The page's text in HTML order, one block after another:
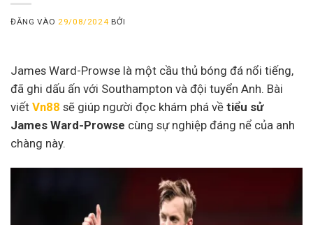
ĐĂNG VÀO 29/08/2024 BỞI
James Ward-Prowse là một cầu thủ bóng đá nổi tiếng,
đã ghi dấu ấn với Southampton và đội tuyển Anh. Bài
viết Vn88 sẽ giúp người đọc khám phá về tiểu sử
James Ward-Prowse cùng sự nghiệp đáng nể của anh
chàng này.